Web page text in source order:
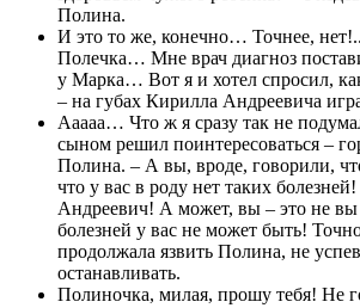
Полина.
И это то же, конечно… Точнее,
Полечка… Мне врач диагноз
у Марка… Вот я и хотел спросил,
– на губах Кирилла Андреевича
Ааааа… Что ж я сразу так не
сыном решил поинтересоваться –
Полина. – А вы, вроде, говорили,
что у вас в роду нет таких
Андреевич! А может, вы – это не вы
болезней у вас не может быть!
продолжала язвить Полина, не
останавливать.
Полиночка, милая, прошу тебя! Не